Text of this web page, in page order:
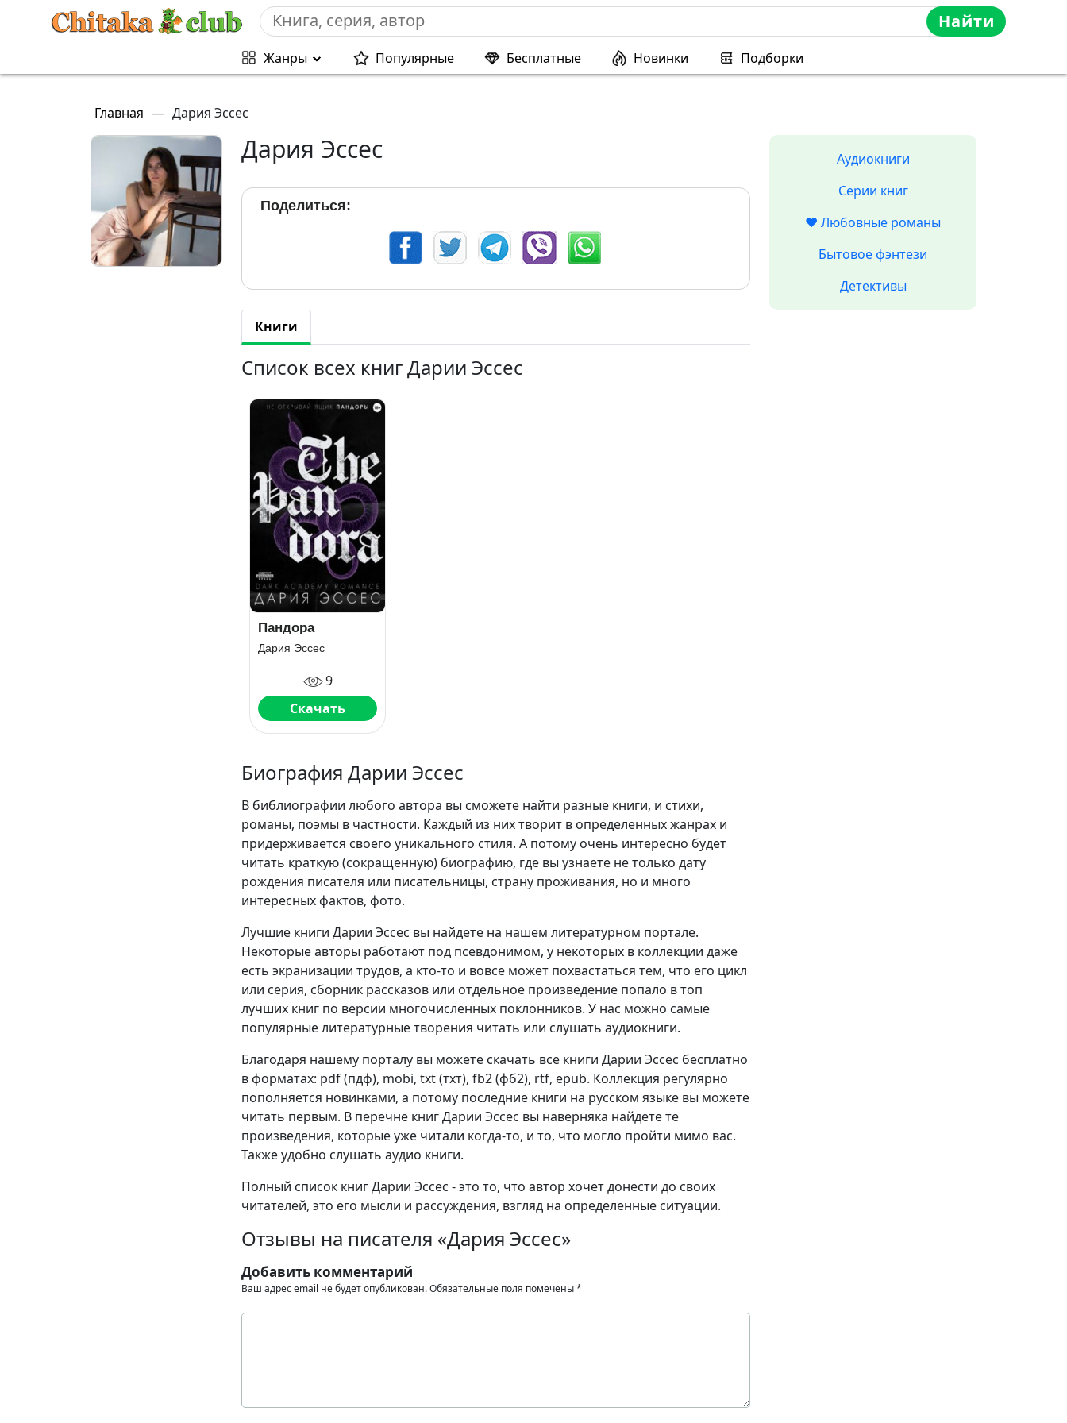
Найти
Жанры Популярные Бесплатные Новинки Подборки
Главная — Дария Эссес
Дария Эссес
Поделиться:
Книги
Список всех книг Дарии Эссес
Пандора
Дария Эссес
9
Скачать
Биография Дарии Эссес
В библиографии любого автора вы сможете найти разные книги, и стихи,
романы, поэмы в частности. Каждый из них творит в определенных жанрах и
придерживается своего уникального стиля. А потому очень интересно будет
читать краткую (сокращенную) биографию, где вы узнаете не только дату
рождения писателя или писательницы, страну проживания, но и много
интересных фактов, фото.
Лучшие книги Дарии Эссес вы найдете на нашем литературном портале.
Некоторые авторы работают под псевдонимом, у некоторых в коллекции даже
есть экранизации трудов, а кто-то и вовсе может похвастаться тем, что его цикл
или серия, сборник рассказов или отдельное произведение попало в топ
лучших книг по версии многочисленных поклонников. У нас можно самые
популярные литературные творения читать или слушать аудиокниги.
Благодаря нашему порталу вы можете скачать все книги Дарии Эссес бесплатно
в форматах: pdf (пдф), mobi, txt (тхт), fb2 (фб2), rtf, epub. Коллекция регулярно
пополняется новинками, а потому последние книги на русском языке вы можете
читать первым. В перечне книг Дарии Эссес вы наверняка найдете те
произведения, которые уже читали когда-то, и то, что могло пройти мимо вас.
Также удобно слушать аудио книги.
Полный список книг Дарии Эссес - это то, что автор хочет донести до своих
читателей, это его мысли и рассуждения, взгляд на определенные ситуации.
Отзывы на писателя «Дария Эссес»
Добавить комментарий
Ваш адрес email не будет опубликован.Обязательные поля помечены*
Аудиокниги
Серии книг
❤️ Любовные романы
Бытовое фэнтези
Детективы